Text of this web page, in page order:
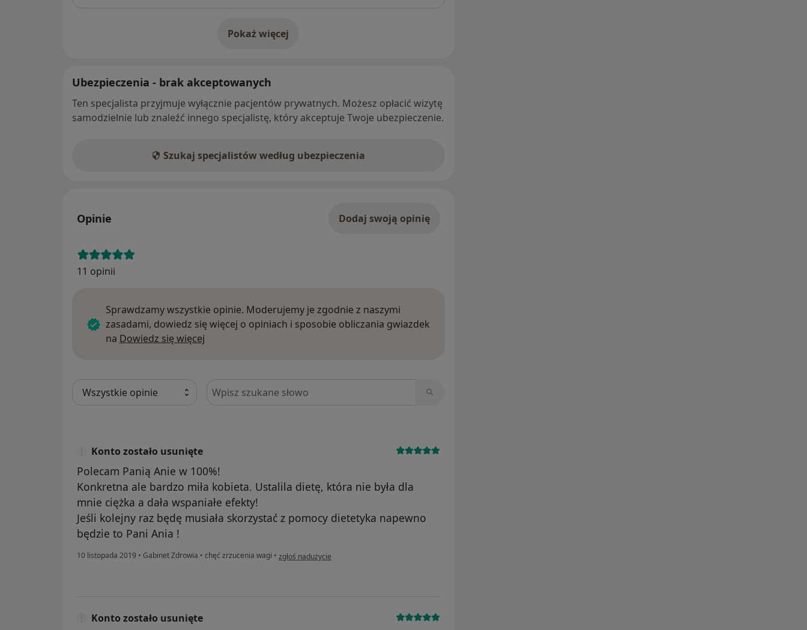
Pokaż więcej
o adresie
Ubezpieczenia - brak akceptowanych
Ten specjalista przyjmuje wyłącznie pacjentów prywatnych. Możesz opłacić wizytę
samodzielnie lub znaleźć innego specjalistę, który akceptuje Twoje ubezpieczenie.
Szukaj specjalistów według ubezpieczenia
Opinie Dodaj swoją opinię
11 opinii
Sprawdzamy wszystkie opinie. Moderujemy je zgodnie z naszymi
zasadami, dowiedz się więcej o opiniach i sposobie obliczania gwiazdek
na Dowiedz się więcej
Szukaj w opiniach
Konto zostało usunięte
Polecam Panią Anie w 100%!
Konkretna ale bardzo miła kobieta. Ustalila dietę, która nie była dla
mnie ciężka a dała wspaniałe efekty!
Jeśli kolejny raz będę musiała skorzystać z pomocy dietetyka napewno
będzie to Pani Ania !
10 listopada 2019 • Gabinet Zdrowia • chęć zrzucenia wagi • w opinii użytkownika Konto zostało usunięte
zgłoś nadużycie
Konto zostało usunięte